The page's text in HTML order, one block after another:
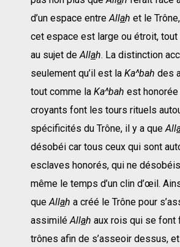
d’un espace entreAllah et le
cet espace est large ou étroit,
au sujet deAllah. La distinction
seulement qu’il est la Ka^bah des
tout comme la Ka^bah est
croyants font les tours rituels
spécificités du Trône, il y a queAll
désobéi car tous ceux qui sont
esclaves honorés, qui ne
même le temps d’un clin d’œil.
queAllah a créé le Trône pour
assimiléAllah aux rois qui se font
trônes afin de s’asseoir dessus,